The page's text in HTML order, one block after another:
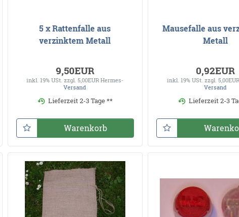
5 x Rattenfalle aus
verzinktem Metall
9,50EUR
inkl. 19% USt. zzgl. 5,00EUR Hermes-
Versand
Lieferzeit 2-3 Tage **
Warenkorb
Mausefalle aus
Metall
0,92EUR
inkl. 19% USt. zzgl.
Versand
Lieferzeit 2-3